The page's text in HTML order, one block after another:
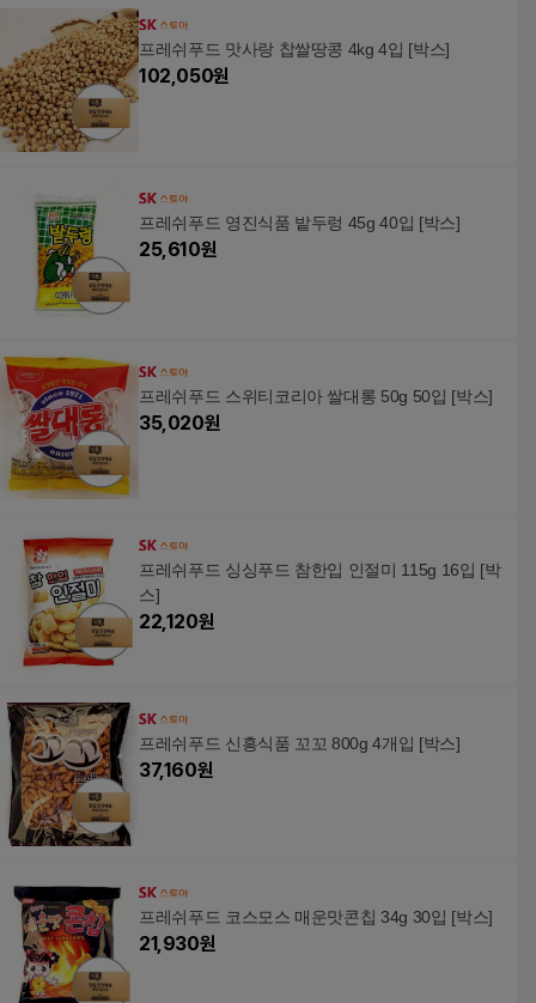
프레쉬푸드 맛사랑 찹쌀땅콩 4kg 4입 [박스]
102,050원
프레쉬푸드 영진식품 밭두렁 45g 40입 [박스]
25,610원
프레쉬푸드 스위티코리아 쌀대롱 50g 50입 [박스]
35,020원
프레쉬푸드 싱싱푸드 참한입 인절미 115g 16입 [박
스]
22,120원
프레쉬푸드 신흥식품 꼬꼬 800g 4개입 [박스]
37,160원
프레쉬푸드 코스모스 매운맛콘칩 34g 30입 [박스]
21,930원